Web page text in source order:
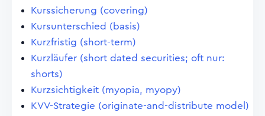
Kurssicherung (covering)
Kursunterschied (basis)
Kurzfristig (short-term)
Kurzläufer (short dated securities; oft nur:
shorts)
Kurzsichtigkeit (myopia, myopy)
KVV-Strategie (originate-and-distribute model)